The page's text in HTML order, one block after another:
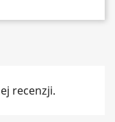
recenzji.